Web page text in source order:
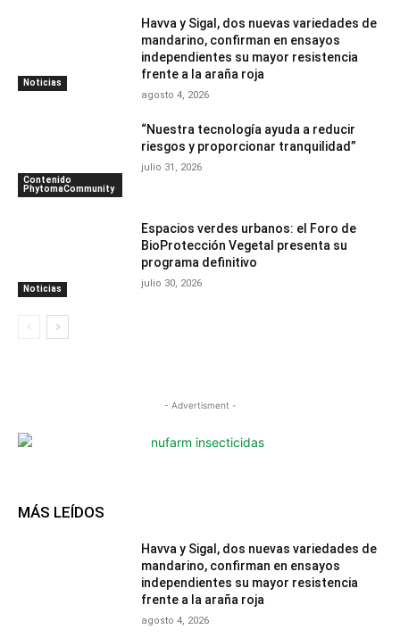
Noticias
Havva y Sigal, dos nuevas variedades de
mandarino, confirman en ensayos
independientes su mayor resistencia
frente a la araña roja
agosto 4, 2026
Contenido
PhytomaCommunity
“Nuestra tecnología ayuda a reducir
riesgos y proporcionar tranquilidad”
julio 31, 2026
Noticias
Espacios verdes urbanos: el Foro de
BioProtección Vegetal presenta su
programa definitivo
julio 30, 2026
- Advertisment -
MÁS LEÍDOS
Havva y Sigal, dos nuevas variedades de
mandarino, confirman en ensayos
independientes su mayor resistencia
frente a la araña roja
agosto 4, 2026